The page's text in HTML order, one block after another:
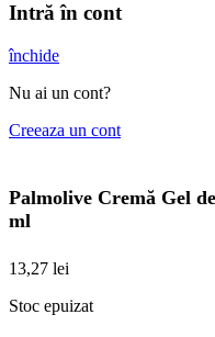
Intră în cont
închide
Nu ai un cont?
Creeaza un cont
Palmolive Cremă Gel
ml
13,27 lei
Stoc epuizat